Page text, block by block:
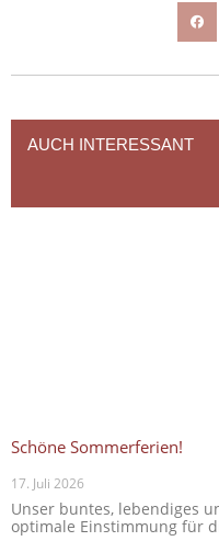
AUCH INTERESSANT
Schöne Sommerferien!
17. Juli 2026
Unser buntes, lebendiges
optimale Einstimmung für